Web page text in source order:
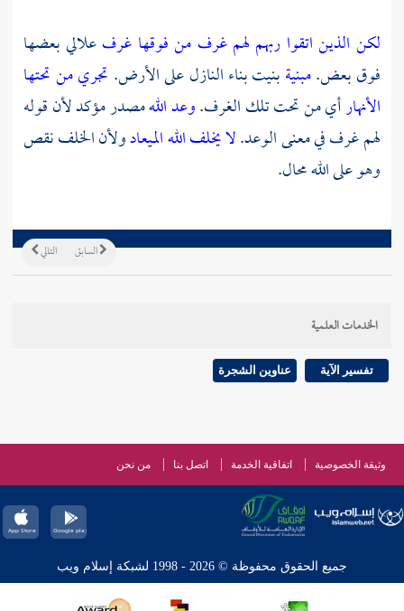
لكن الذين اتقوا ربهم لهم غرف من فوقها غرفعلالي بعضها
فوق بعض.مبنيةبنيت بناء النازل على الأرض. تجري من تحتها
الأنهارأي من تحت تلك الغرف.وعد اللهمصدر مؤكد لأن قوله
لهم غرف في معنى الوعد.لا يخلف الله الميعادولأن الخلف نقص
وهو على الله محال.
التالي السابق
الخدمات العلمية
تفسير الآية عناوين الشجرة
وثيقة الخصوصية اتفاقية الخدمة اتصل بنا من نحن
جميع الحقوق محفوظة © 2026 - 1998 لشبكة إسلام ويب